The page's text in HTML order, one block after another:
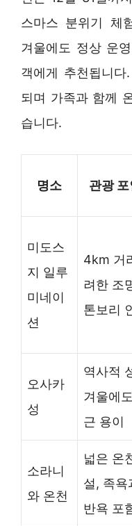
스마스 분위기 체
겨울에도 정상 운
객에게 추천됩니
되며 가족과 함께
습니다.
명소 관광
미도스
지 일루
미네이
션
4km 거
려한 조
톤보리
오사카
성
역사적
겨울에
근 용이
소라니
와 온천
넓은 온
설, 족욕
반욕 포